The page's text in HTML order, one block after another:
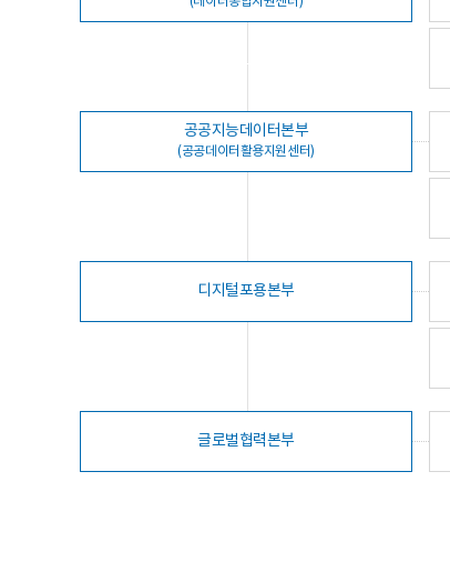
공공지능데이터본부
(공공데이터활용지원센터)
디지털포용본부
글로벌협력본부